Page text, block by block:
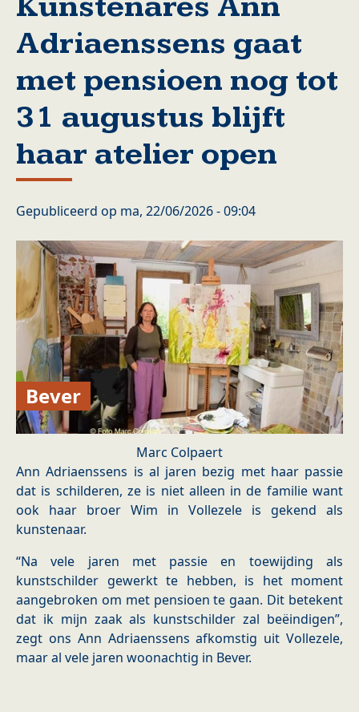
Adriaenssens gaat
met pensioen nog tot
31 augustus blijft
haar atelier open
Gepubliceerd op ma, 22/06/2026 - 09:04
Bever
Marc Colpaert
Ann Adriaenssens is al jaren bezig met haar passie
dat is schilderen, ze is niet alleen in de familie want
ook haar broer Wim in Vollezele is gekend als
kunstenaar.
“Na vele jaren met passie en toewijding als
kunstschilder gewerkt te hebben, is het moment
aangebroken om met pensioen te gaan. Dit betekent
dat ik mijn zaak als kunstschilder zal beëindigen”,
zegt ons Ann Adriaenssens afkomstig uit Vollezele,
maar al vele jaren woonachtig in Bever.